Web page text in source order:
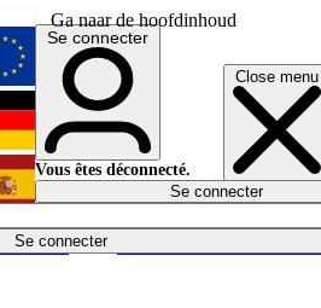
Ga naar de hoofdinhoud
Close menu
Se connecter
Économie
English
Deutsch
Español
Se connecter
Vous êtes déconnecté.
Se connecter